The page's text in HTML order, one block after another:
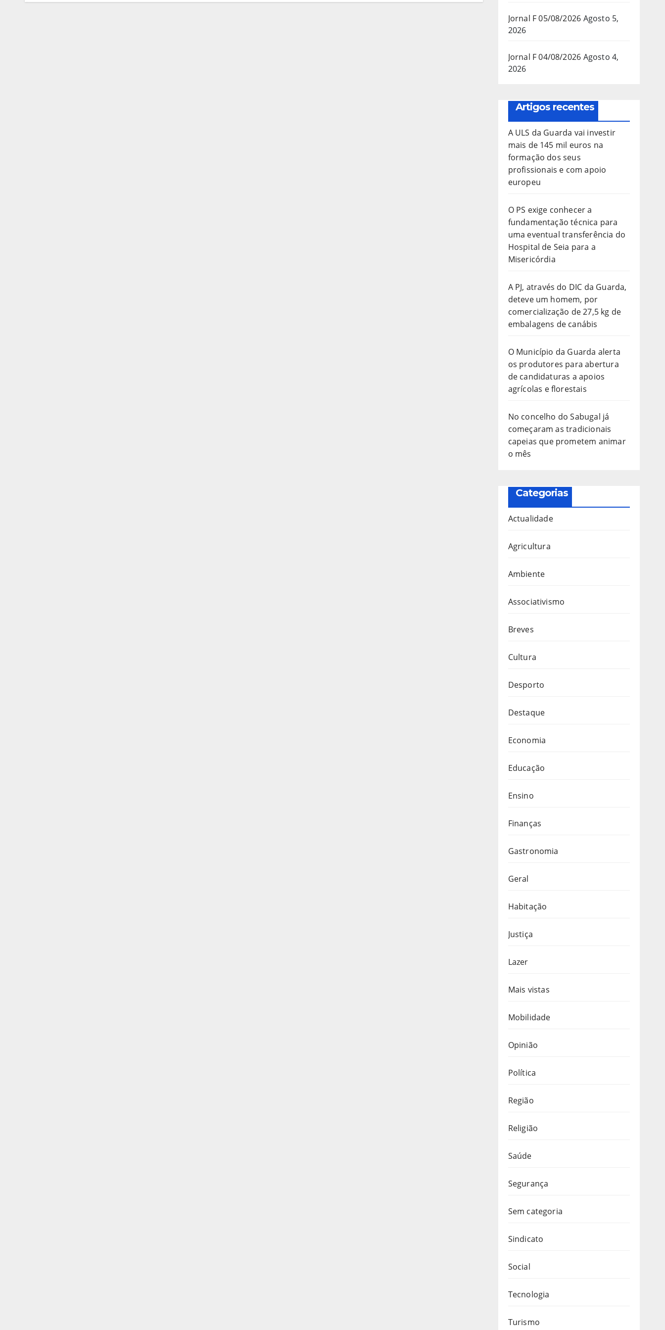
Jornal F 05/08/2026 Agosto 5,
2026
Jornal F 04/08/2026 Agosto 4,
2026
Artigos recentes
A ULS da Guarda vai investir
mais de 145 mil euros na
formação dos seus
profissionais e com apoio
europeu
O PS exige conhecer a
fundamentação técnica para
uma eventual transferência do
Hospital de Seia para a
Misericórdia
A PJ, através do DIC da Guarda,
deteve um homem, por
comercialização de 27,5 kg de
embalagens de canábis
O Município da Guarda alerta
os produtores para abertura
de candidaturas a apoios
agrícolas e florestais
No concelho do Sabugal já
começaram as tradicionais
capeias que prometem animar
o mês
Categorias
Actualidade
Agricultura
Ambiente
Associativismo
Breves
Cultura
Desporto
Destaque
Economia
Educação
Ensino
Finanças
Gastronomia
Geral
Habitação
Justiça
Lazer
Mais vistas
Mobilidade
Opinião
Política
Região
Religião
Saúde
Segurança
Sem categoria
Sindicato
Social
Tecnologia
Turismo